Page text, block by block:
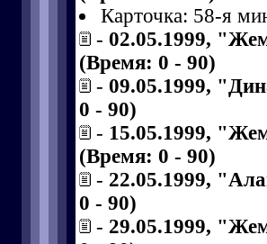
Карточка: 58-я
- 02.05.1999,
(Время: 0 - 90)
- 09.05.1999,
0 - 90)
- 15.05.1999,
(Время: 0 - 90)
- 22.05.1999,
0 - 90)
- 29.05.1999,